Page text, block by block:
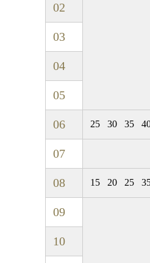
02
03
04
05
06 25 30 35
07
08 15 20 25
09
10